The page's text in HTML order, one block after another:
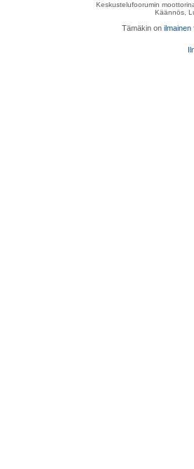
Keskustelufoorumin
Käännös,
Tämäkin on ilmainen